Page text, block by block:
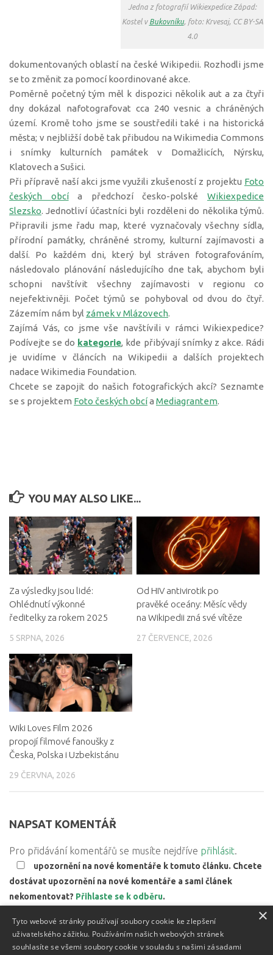
Jedna z fotografií Wikiexpedice Západ:
Kostel v Bukovníku, foto: Krvesaj, CC BY-SA
4.0
dokumentovaných oblastí na české Wikipedii. Rozhodli jsme
se to změnit za pomocí koordinované akce.
Poměrně početný tým měl k dispozici několik aut a za čtyři
dny dokázal nafotografovat cca 240 vesnic a chráněných
území. Kromě toho jsme se soustředili také i na historická
města; v nejbližší době tak přibudou na Wikimedia Commons
i snímky kulturních památek v Domažlicích, Nýrsku,
Klatovech a Sušici.
Při přípravě naší akci jsme využili zkušeností z projektu Foto
českých obcía předchozí česko-polskéWikiexpedice
Slezsko. Jednotliví účastníci byli rozděleni do několika týmů.
Připravili jsme řadu map, které vyznačovaly všechny sídla,
přírodní památky, chráněné stromy, kulturní zajímavosti a
další. Po každém dni, který byl stráven fotografováním,
následovalo plánování následujícího dne tak, abychom byli
schopni navštívit všechny zajímavosti v regionu co
nejefektivněji. Počet týmů se pohyboval od dvou do čtyř.
Zázemím nám byl zámek v Mlázovech.
Zajímá Vás, co jsme vše navštívili v rámci Wikiexpedice?
Podívejte se do kategorie, kde přibývají snímky z akce. Rádi
je uvidíme v článcích na Wikipedii a dalších projektech
nadace Wikimedia Foundation.
Chcete se zapojit do našich fotografických akcí? Seznamte
se s projektem Foto českých obcía Mediagrantem.
YOU MAY ALSO LIKE...
Za výsledky jsou lidé:
Ohlédnutí výkonné
ředitelky za rokem 2025
5 SRPNA, 2026
Od HIV antivirotik po
pravěké oceány: Měsíc vědy
na Wikipedii zná své vítěze
27 ČERVENCE, 2026
Wiki Loves Film 2026
propojí filmové fanoušky z
Česka, Polska i Uzbekistánu
29 ČERVNA, 2026
NAPSAT KOMENTÁŘ
Pro přidávání komentářů se musíte nejdříve přihlásit.
upozornění na nové komentáře k tomuto článku. Chcete
dostávat upozornění na nové komentáře a sami článek
nekomentovat? Přihlaste se k odběru.
Zjistěte,
jak jsou zpracovávány údaje z komentářů.
×
Tyto webové stránky používají soubory cookie ke zlepšení
uživatelského zážitku. Používáním našich webových stránek
souhlasíte se všemi soubory cookie v souladu s našimi zásadami